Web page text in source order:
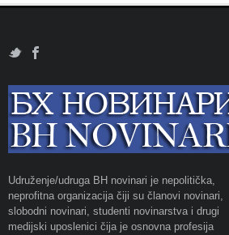
Udruženje/udruga BH novinari je nepolitička,
neprofitna organizacija čiji su članovi novinari,
slobodni novinari, studenti novinarstva i drugi
medijski uposlenici čija je osnovna profesija